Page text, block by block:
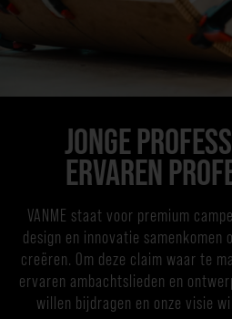
JONGE
ERVAREN
VANME staat voor premium
design en innovatie samenkomen
creëren. Om deze claim waar te
ervaren ambachtslieden en
willen bijdragen en onze visie